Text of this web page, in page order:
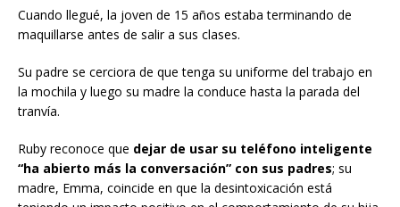
Cuando llegué, la joven de 15 años estaba terminando de
maquillarse antes de salir a sus clases.
Su padre se cerciora de que tenga su uniforme del trabajo en
la mochila y luego su madre la conduce hasta la parada del
tranvía.
Ruby reconoce que dejar de usar su teléfono inteligente
“ha abierto más la conversación” con sus padres; su
madre, Emma, coincide en que la desintoxicación está